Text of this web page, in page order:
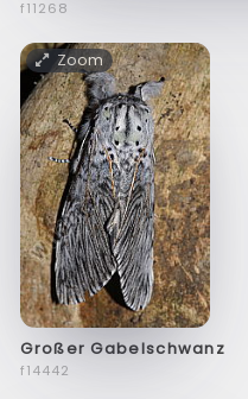
f11268
Zoom
Großer Gabelschwanz
f14442